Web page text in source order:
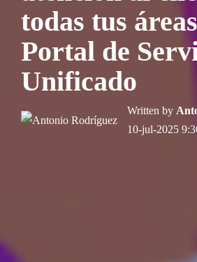
todas tus
Portal de
Unificado
Written by
10-jul-2025